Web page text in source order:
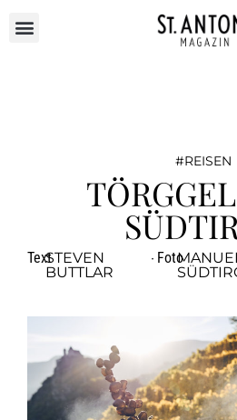
REISEN
TextSTEVEN
BUTTLAR
· Foto